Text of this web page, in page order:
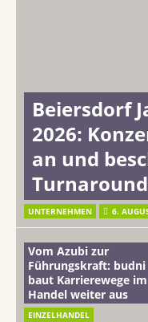
Beiersdorf
2026:
an und
UNTERNEHMEN 6.
Vom Azubi zur
Führungskraft: budni
baut Karrierewege im
Handel weiter aus
EINZELHANDEL